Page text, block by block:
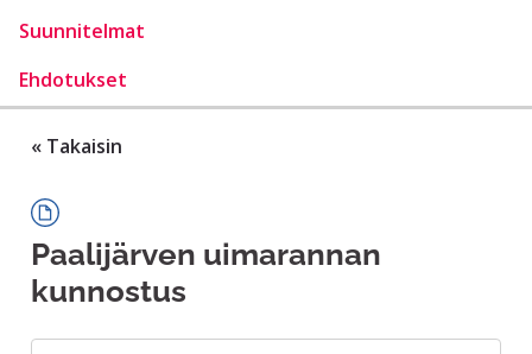
Suunnitelmat
Ehdotukset
« Takaisin
Paalijärven uimarannan
kunnostus